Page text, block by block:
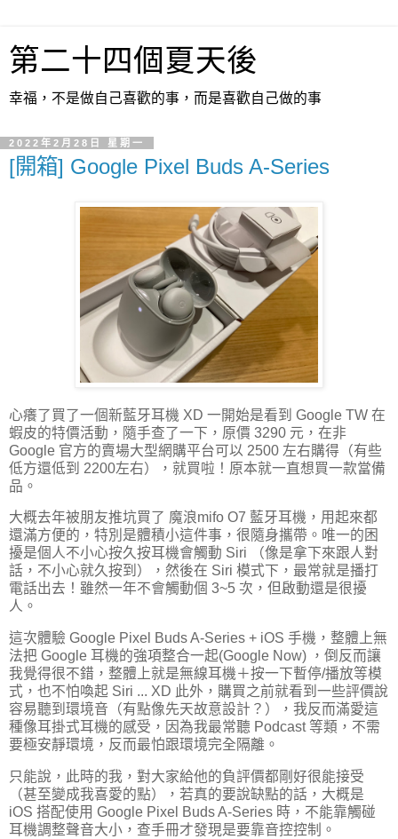
第二十四個夏天後
幸福，不是做自己喜歡的事，而是喜歡自己做的事
2022年2月28日 星期一
[開箱] Google Pixel Buds A-Series
心癢了買了一個新藍牙耳機 XD 一開始是看到 Google TW 在
蝦皮的特價活動，隨手查了一下，原價 3290 元，在非
Google 官方的賣場大型網購平台可以 2500 左右購得（有些
低方還低到 2200左右），就買啦！原本就一直想買一款當備
品。
大概去年被朋友推坑買了 魔浪mifo O7 藍牙耳機，用起來都
還滿方便的，特別是體積小這件事，很隨身攜帶。唯一的困
擾是個人不小心按久按耳機會觸動 Siri （像是拿下來跟人對
話，不小心就久按到），然後在 Siri 模式下，最常就是播打
電話出去！雖然一年不會觸動個 3~5 次，但啟動還是很擾
人。
這次體驗 Google Pixel Buds A-Series + iOS 手機，整體上無
法把 Google 耳機的強項整合一起(Google Now) ，倒反而讓
我覺得很不錯，整體上就是無線耳機＋按一下暫停/播放等模
式，也不怕喚起 Siri ... XD 此外，購買之前就看到一些評價說
容易聽到環境音（有點像先天故意設計？），我反而滿愛這
種像耳掛式耳機的感受，因為我最常聽 Podcast 等類，不需
要極安靜環境，反而最怕跟環境完全隔離。
只能說，此時的我，對大家給他的負評價都剛好很能接受
（甚至變成我喜愛的點），若真的要說缺點的話，大概是
iOS 搭配使用 Google Pixel Buds A-Series 時，不能靠觸碰
耳機調整聲音大小，查手冊才發現是要靠音控控制。